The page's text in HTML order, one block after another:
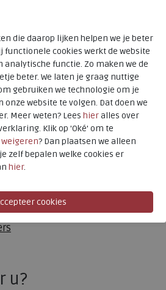
hebben een tijdloze
zacht gewatteerd bovenwerk en
Met onze super
MicrowobbleboardT
comfort onder de
in een glinsterende mix van
en kralen. Met metallic
zijpanelen voor extra glans.
van dag tot avond - net als jij.
u?
die daarop lijken helpen we je beter
functionele cookies werkt de website
analytische functie. Zo maken we de
beter. We laten je graag nuttige
gebruiken we technologie om je
website te volgen. Dat doen we
Meer weten? Lees hieralles over
Klik op 'Oké' om te
weigeren? Dan plaatsen we alleen
zelf bepalen welke cookies er
hier.